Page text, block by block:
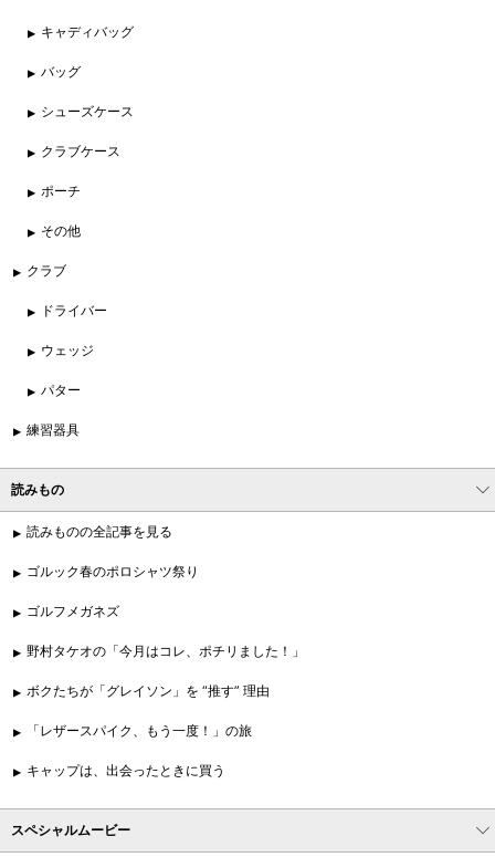
キャディバッグ
バッグ
シューズケース
クラブケース
ポーチ
その他
クラブ
ドライバー
ウェッジ
パター
練習器具
読みもの
読みものの全記事を見る
ゴルック春のポロシャツ祭り
ゴルフメガネズ
野村タケオの「今月はコレ、ポチリました！」
ボクたちが「グレイソン」を “推す” 理由
「レザースパイク、もう一度！」の旅
キャップは、出会ったときに買う
スペシャルムービー